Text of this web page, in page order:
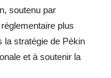
soutenu par
plus
la stratégie de Pékin
et à soutenir la